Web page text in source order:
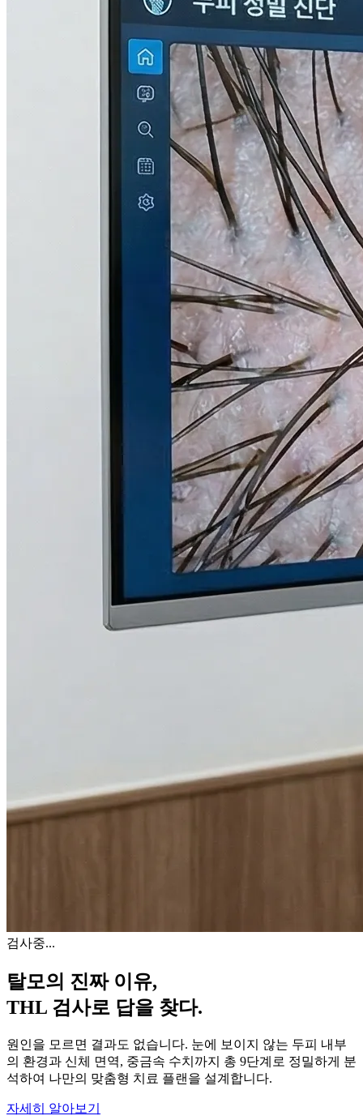
검사중...
탈모의 진짜 이유,
THL 검사로 답을 찾다.
원인을 모르면 결과도 없습니다. 눈에 보이지 않는 두피 내부
의 환경과 신체 면역, 중금속 수치까지 총 9단계로 정밀하게 분
석하여 나만의 맞춤형 치료 플랜을 설계합니다.
자세히 알아보기